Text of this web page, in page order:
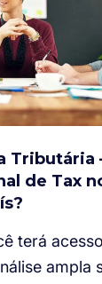
Tributária
de Tax
terá acesso
ampla